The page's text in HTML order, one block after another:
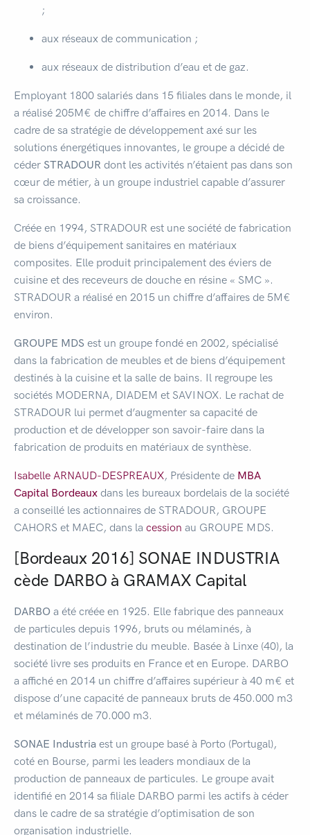
;
aux réseaux de communication ;
aux réseaux de distribution d’eau et de gaz.
Employant 1800 salariés dans 15 filiales dans le monde, il
a réalisé 205M€ de chiffre d’affaires en 2014. Dans le
cadre de sa stratégie de développement axé sur les
solutions énergétiques innovantes, le groupe a décidé de
céder STRADOUR dont les activités n’étaient pas dans son
cœur de métier, à un groupe industriel capable d’assurer
sa croissance.
Créée en 1994, STRADOUR est une société de fabrication
de biens d’équipement sanitaires en matériaux
composites. Elle produit principalement des éviers de
cuisine et des receveurs de douche en résine « SMC ».
STRADOUR a réalisé en 2015 un chiffre d’affaires de 5M€
environ.
GROUPE MDS est un groupe fondé en 2002, spécialisé
dans la fabrication de meubles et de biens d’équipement
destinés à la cuisine et la salle de bains. Il regroupe les
sociétés MODERNA, DIADEM et SAVINOX. Le rachat de
STRADOUR lui permet d’augmenter sa capacité de
production et de développer son savoir-faire dans la
fabrication de produits en matériaux de synthèse.
Isabelle ARNAUD-DESPREAUX, Présidente de MBA
Capital Bordeaux dans les bureaux bordelais de la société
a conseillé les actionnaires de STRADOUR, GROUPE
CAHORS et MAEC, dans la cession au GROUPE MDS.
[Bordeaux 2016] SONAE INDUSTRIA
cède DARBO à GRAMAX Capital
DARBO a été créée en 1925. Elle fabrique des panneaux
de particules depuis 1996, bruts ou mélaminés, à
destination de l’industrie du meuble. Basée à Linxe (40), la
société livre ses produits en France et en Europe. DARBO
a affiché en 2014 un chiffre d’affaires supérieur à 40 m€ et
dispose d’une capacité de panneaux bruts de 450.000 m3
et mélaminés de 70.000 m3.
SONAE Industria est un groupe basé à Porto (Portugal),
coté en Bourse, parmi les leaders mondiaux de la
production de panneaux de particules. Le groupe avait
identifié en 2014 sa filiale DARBO parmi les actifs à céder
dans le cadre de sa stratégie d’optimisation de son
organisation industrielle.